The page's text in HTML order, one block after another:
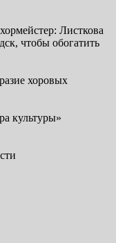
Листкова
чтобы обогатить
хоровых
культуры»